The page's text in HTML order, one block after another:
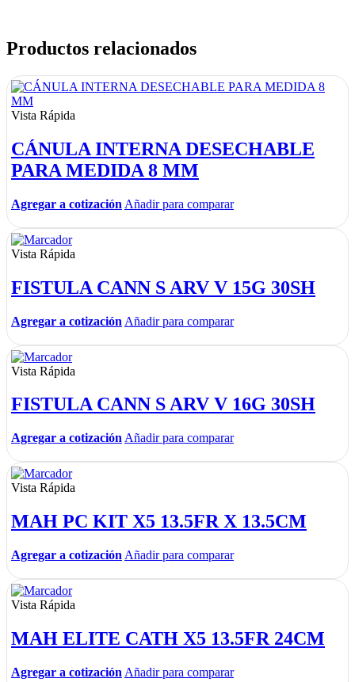
Productos relacionados
Vista Rápida
CÁNULA INTERNA DESECHABLE
PARA MEDIDA 8 MM
Agregar a cotización Añadir para comparar
Vista Rápida
FISTULA CANN S ARV V 15G 30SH
Agregar a cotización Añadir para comparar
Vista Rápida
FISTULA CANN S ARV V 16G 30SH
Agregar a cotización Añadir para comparar
Vista Rápida
MAH PC KIT X5 13.5FR X 13.5CM
Agregar a cotización Añadir para comparar
Vista Rápida
MAH ELITE CATH X5 13.5FR 24CM
Agregar a cotización Añadir para comparar